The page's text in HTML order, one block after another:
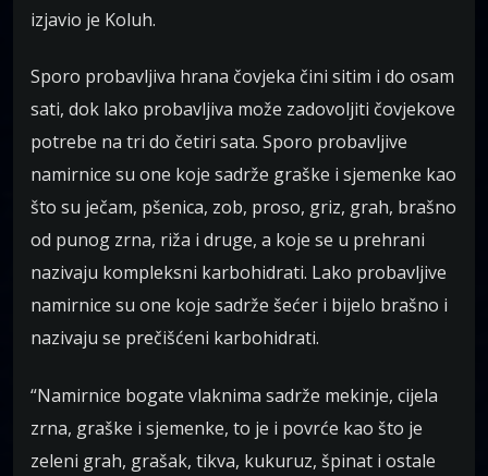
izjavio je Koluh.
Sporo probavljiva hrana čovjeka čini sitim i do osam
sati, dok lako probavljiva može zadovoljiti čovjekove
potrebe na tri do četiri sata. Sporo probavljive
namirnice su one koje sadrže graške i sjemenke kao
što su ječam, pšenica, zob, proso, griz, grah, brašno
od punog zrna, riža i druge, a koje se u prehrani
nazivaju kompleksni karbohidrati. Lako probavljive
namirnice su one koje sadrže šećer i bijelo brašno i
nazivaju se prečišćeni karbohidrati.
“Namirnice bogate vlaknima sadrže mekinje, cijela
zrna, graške i sjemenke, to je i povrće kao što je
zeleni grah, grašak, tikva, kukuruz, špinat i ostale